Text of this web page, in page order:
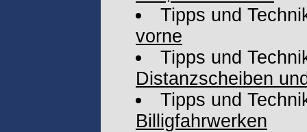
Tipps und
vorne
Tipps und
Distanzscheiben
Tipps und
Billigfahrwerken